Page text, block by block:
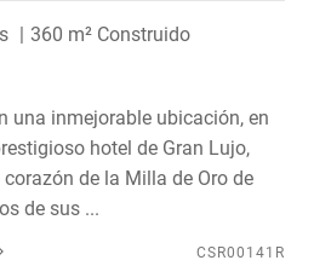
360 m² Construido
una inmejorable ubicación, en
hotel de Gran Lujo,
de la Milla de Oro de
de sus ...
CSR00141R